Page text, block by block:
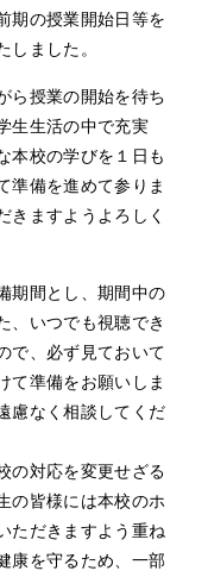
期の授業開始日等を
しました。
ら授業の開始を待ち
生生活の中で充実
本校の学びを１日も
準備を進めて参りま
きますようよろしく
期間とし、期間中の
、いつでも視聴でき
で、必ず見ておいて
て準備をお願いしま
慮なく相談してくだ
の対応を変更せざる
の皆様には本校のホ
ただきますよう重ね
康を守るため、一部